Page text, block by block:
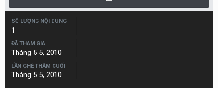
SỐ LƯỢNG NỘI DUNG
1
ĐÃ THAM GIA
Tháng 5 5, 2010
LẦN GHÉ THĂM CUỐI
Tháng 5 5, 2010